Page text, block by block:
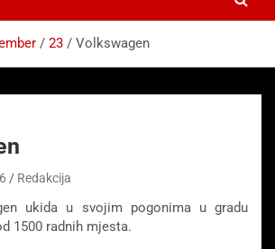
23 Volkswagen
Redakcija
ukida u svojim pogonima u gradu
1500 radnih mjesta.